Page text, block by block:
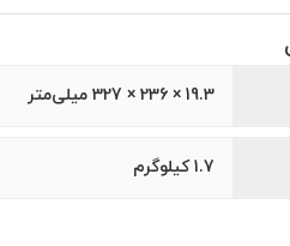
19.3 × 236 × 327 میلی‌متر
1.7 کیلوگرم